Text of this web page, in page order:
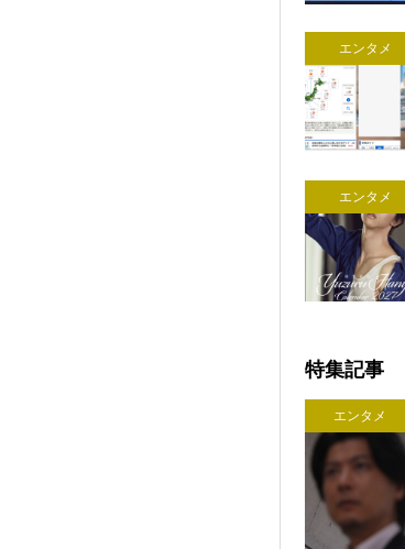
エンタメ
エンタメ
特集記事
エンタメ